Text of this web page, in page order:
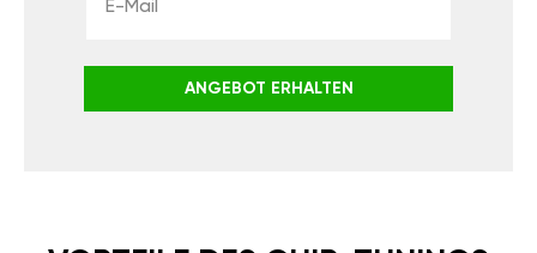
ANGEBOT ERHALTEN